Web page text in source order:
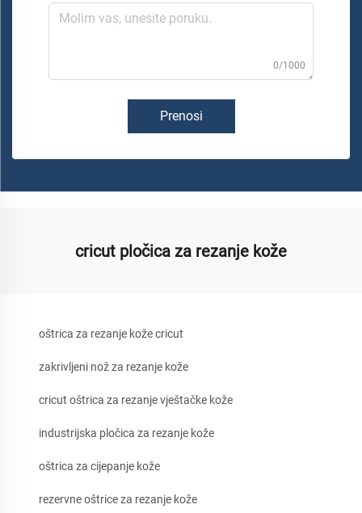
0/1000
Prenosi
cricut pločica za rezanje kože
oštrica za rezanje kože cricut
zakrivljeni nož za rezanje kože
cricut oštrica za rezanje vještačke kože
industrijska pločica za rezanje kože
oštrica za cijepanje kože
rezervne oštrice za rezanje kože